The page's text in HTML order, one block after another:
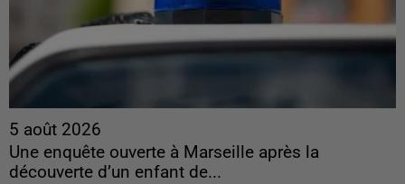
5 août 2026
Une enquête ouverte à Marseille après la
découverte d’un enfant de...